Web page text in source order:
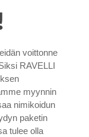
voittonne
RAVELLI
myynnin
nimikoidun
paketin
tulee olla